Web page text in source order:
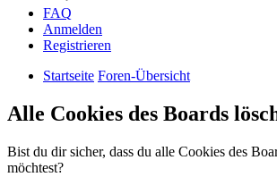
FAQ
Anmelden
Registrieren
Startseite Foren-Übersicht
Alle Cookies des Boards
Bist du dir sicher, dass du alle Cookies des
möchtest?